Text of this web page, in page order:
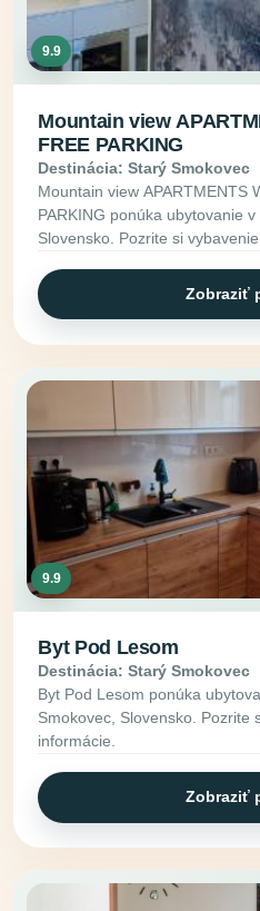
9.9
Mountain view
FREE PARKING
Destinácia: Starý Smokovec
Mountain view APARTMENTS
PARKING ponúka ubytovanie
Slovensko. Pozrite si
Zobraziť
9.9
Byt Pod Lesom
Destinácia: Starý Smokovec
Byt Pod Lesom ponúka
Smokovec, Slovensko. Pozrite
informácie.
Zobraziť